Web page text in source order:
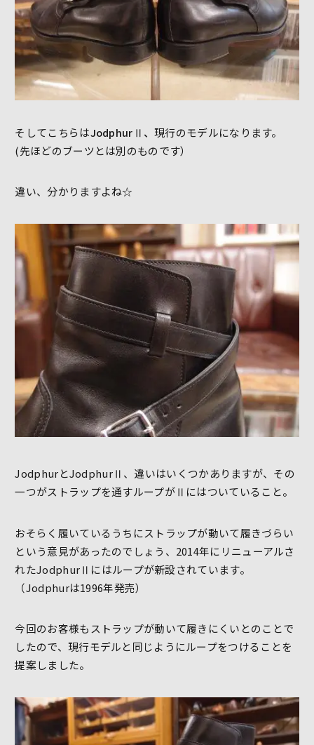
そしてこちらはJodphurⅡ、現行のモデルになります。
(先ほどのブーツとは別のものです）
違い、分かりますよね☆
JodphurとJodphurⅡ、違いはいくつかありますが、その
一つがストラップを通すループがⅡにはついていること。
おそらく履いているうちにストラップが動いて履きづらい
という意見があったのでしょう、2014年にリニューアルさ
れたJodphurⅡにはループが新設されています。
（Jodphurは1996年発売）
今回のお客様もストラップが動いて履きにくいとのことで
したので、現行モデルと同じようにループをつけることを
提案しました。